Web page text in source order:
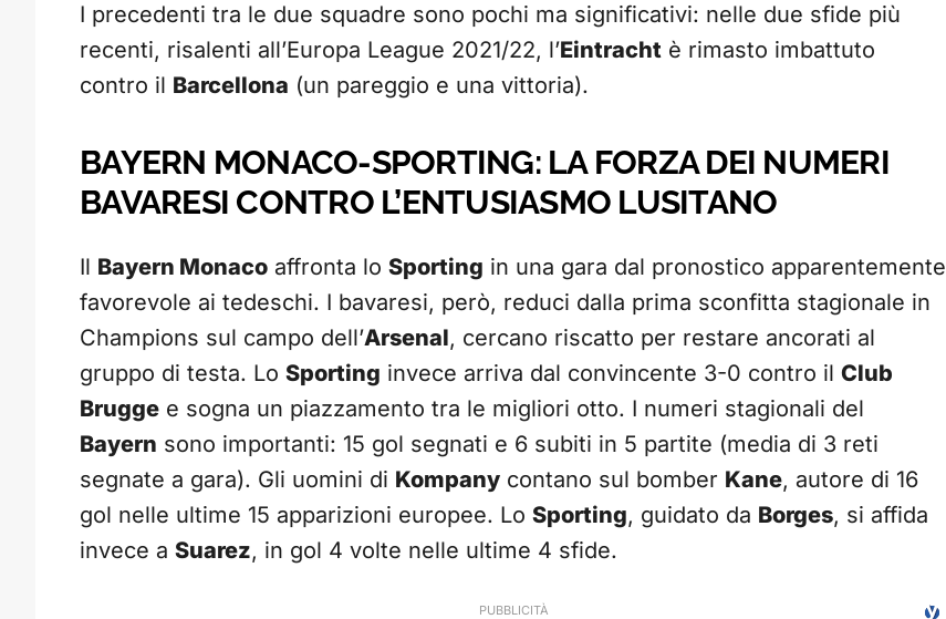
I precedenti tra le due squadre sono pochi ma significativi: nelle due sfide più
recenti, risalenti all’Europa League 2021/22, l’Eintracht è rimasto imbattuto
contro il Barcellona (un pareggio e una vittoria).
BAYERN MONACO-SPORTING: LA FORZA DEI NUMERI
BAVARESI CONTRO L’ENTUSIASMO LUSITANO
Il Bayern Monaco affronta lo Sporting in una gara dal pronostico apparentemente
favorevole ai tedeschi. I bavaresi, però, reduci dalla prima sconfitta stagionale in
Champions sul campo dell’Arsenal, cercano riscatto per restare ancorati al
gruppo di testa. Lo Sporting invece arriva dal convincente 3-0 contro il Club
Brugge e sogna un piazzamento tra le migliori otto. I numeri stagionali del
Bayern sono importanti: 15 gol segnati e 6 subiti in 5 partite (media di 3 reti
segnate a gara). Gli uomini di Kompany contano sul bomber Kane, autore di 16
gol nelle ultime 15 apparizioni europee. Lo Sporting, guidato da Borges, si affida
invece a Suarez, in gol 4 volte nelle ultime 4 sfide.